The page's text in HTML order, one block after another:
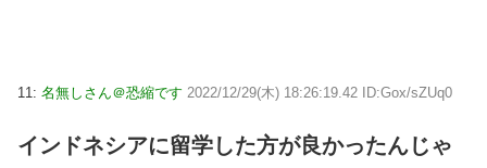
11: 名無しさん＠恐縮です 2022/12/29(木) 18:26:19.42 ID:Gox/sZUq0
インドネシアに留学した方が良かったんじゃ